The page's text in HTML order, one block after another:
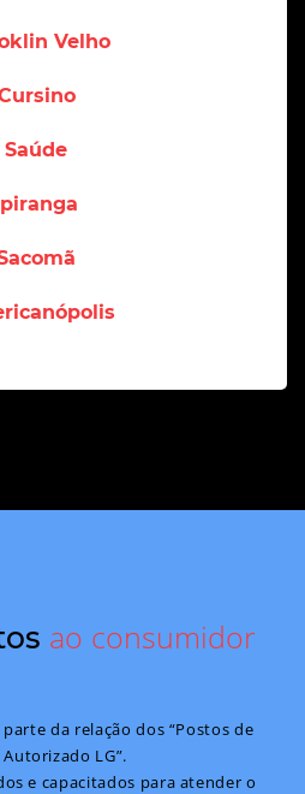
Velho
Saúde
ao consumidor
da relação dos “Postos de
LG”.
e capacitados para atender o